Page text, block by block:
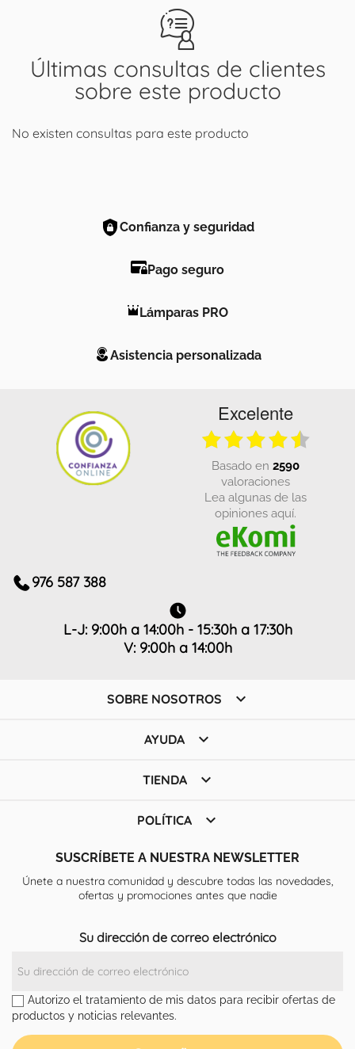
Últimas consultas de clientes
sobre este producto
No existen consultas para este producto
Confianza y seguridad
Pago seguro
Lámparas PRO
Asistencia personalizada
Excelente
basado en 2590
valoraciones
Lea algunas de las
opiniones aquí.
976 587 388
L-J: 9:00h a 14:00h - 15:30h a 17:30h
V: 9:00h a 14:00h
SOBRE NOSOTROS 
AYUDA 
TIENDA 
POLÍTICA 
SUSCRÍBETE A NUESTRA NEWSLETTER
Únete a nuestra comunidad y descubre todas las novedades,
ofertas y promociones antes que nadie
Su dirección de correo electrónico
Autorizo el tratamiento de mis datos para recibir ofertas de
productos y noticias relevantes.